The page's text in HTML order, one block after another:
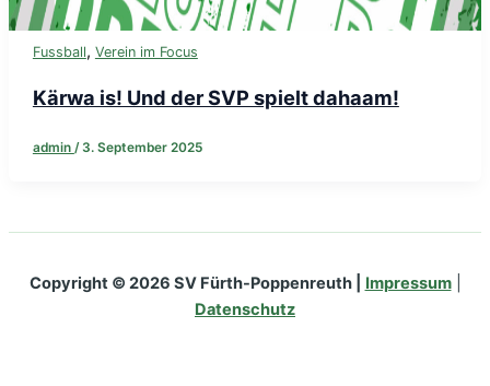
Fussball, Verein im Focus
Kärwa is! Und der SVP spielt dahaam!
admin / 3. September 2025
Copyright © 2026 SV Fürth-Poppenreuth | Impressum|
Datenschutz